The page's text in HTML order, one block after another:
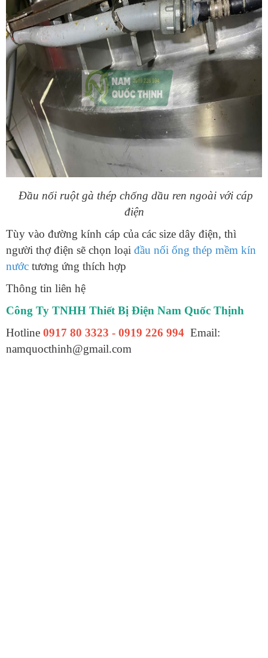
Đầu nối ruột gà thép chống dầu ren ngoài với cáp
điện
Tùy vào đường kính cáp của các size dây điện, thì
người thợ điện sẽ chọn loại đầu nối ống thép mềm kín
nước tương ứng thích hợp
Thông tin liên hệ
Công Ty TNHH Thiết Bị Điện Nam Quốc Thịnh
Hotline 0917 80 3323 - 0919 226 994 Email:
namquocthinh@gmail.com